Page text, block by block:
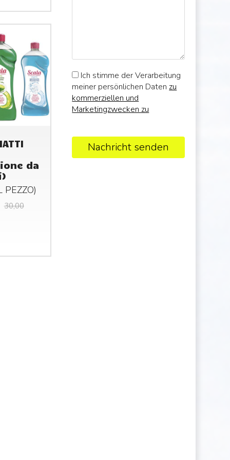
da
PEZZO)
30,00
Ich stimme der Verarbeitung
meiner persönlichen Daten zu
kommerziellen und
Marketingzwecken zu
Nachricht senden